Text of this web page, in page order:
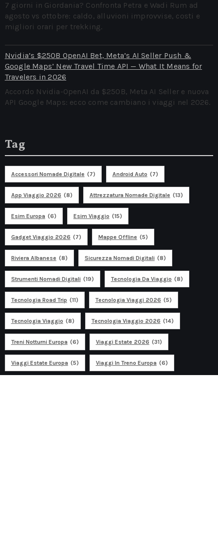
7 giorni in Giordania? Confronta Petra e Wadi Rum ad
agosto vs ottobre: caldo, alluvioni improvvise, costi e
migliori orari per trekking.
Nvidia’s $250B OpenAI Bet, Meta’s AI Seller Push &
Google Maps’ New Travel Time API — What It Means for
Travelers in 2026
Accordo Nvidia-OpenAI da $250B, Meta AI Seller e nuova
API Google Maps: ecco come cambiano i viaggi nel 2026.
Tag
Accessori Nomade Digitale (7) Android Auto (7)
App Viaggio 2026 (8) Attrezzatura Nomade Digitale (13)
Esim Europa (6) Esim Viaggio (15)
Gadget Viaggio 2026 (7) Mappe Offline (5)
Riviera Albanese (8) Sicurezza Nomadi Digitali (8)
Strumenti Nomadi Digitali (19) Tecnologia Da Viaggio (8)
Tecnologia Road Trip (11) Tecnologia Viaggi 2026 (5)
Tecnologia Viaggio (8) Tecnologia Viaggio 2026 (14)
Treni Notturni Europa (6) Viaggi Estate 2026 (31)
Viaggi Estate Europa (5) Viaggi In Treno Europa (6)